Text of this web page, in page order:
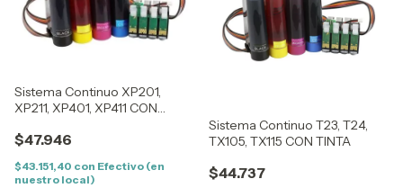
Sistema Continuo XP201,
XP211, XP401, XP411 CON
$47.946
$43.151,40 con Efectivo (en
nuestro local)
Sistema Continuo T23, T24,
TX105, TX115 CON TINTA
$44.737